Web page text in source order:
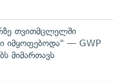
თვითმცლელში
იმყოფებოდა" — GWP
მიმართავს